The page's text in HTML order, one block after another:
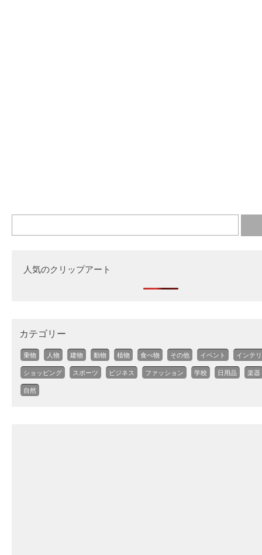
人気のクリップアート
カテゴリー
乗物 人物 建物 動物 植物 食べ物 その他 イベント インテ
ショッピング スポーツ ビジネス ファッション 学校 日用品 楽器
自然